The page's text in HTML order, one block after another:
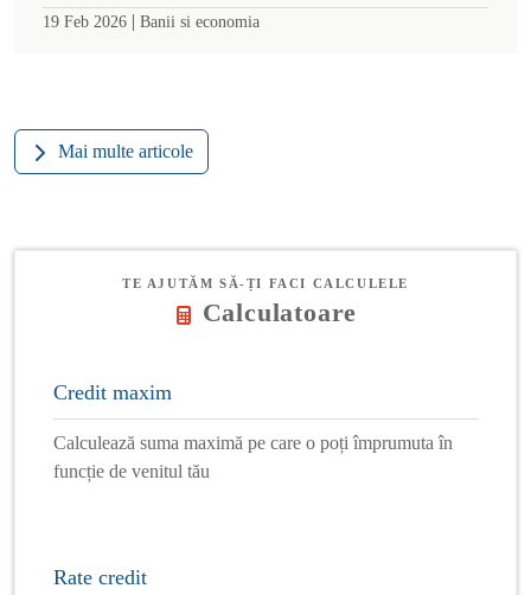
19 Feb 2026 | Banii si economia
Mai multe articole
TE AJUTĂM SĂ-ȚI FACI CALCULELE
Calculatoare
Credit maxim
Calculează suma maximă pe care o poți împrumuta în
funcție de venitul tău
Rate credit